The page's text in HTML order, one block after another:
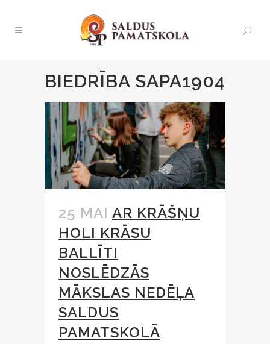
BIEDRĪBA SAPA1904
25 MAI AR KRĀŠŅU
HOLI KRĀSU
BALLĪTI
NOSLĒDZĀS
MĀKSLAS NEDĒĻA
SALDUS
PAMATSKOLĀ